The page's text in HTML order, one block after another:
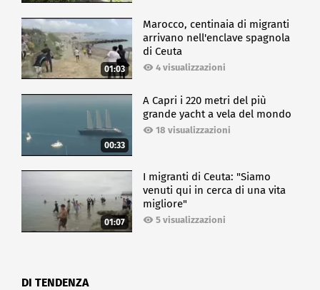
01:03
Marocco, centinaia di migranti
arrivano nell'enclave spagnola
di Ceuta
4 visualizzazioni
00:33
A Capri i 220 metri del più
grande yacht a vela del mondo
18 visualizzazioni
01:07
I migranti di Ceuta: "Siamo
venuti qui in cerca di una vita
migliore"
5 visualizzazioni
DI TENDENZA